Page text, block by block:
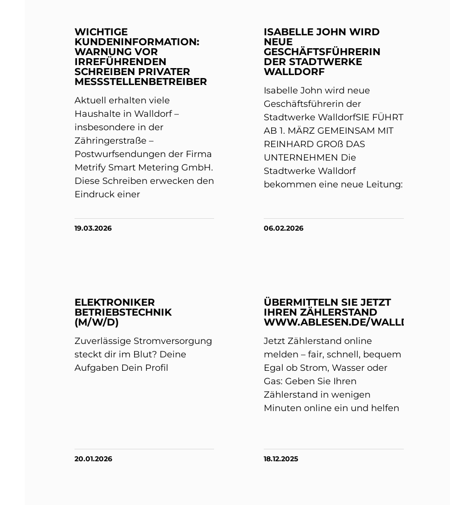
WICHTIGE
KUNDENINFORMATION:
WARNUNG VOR
IRREFÜHRENDEN
SCHREIBEN PRIVATER
MESSSTELLENBETREIBER
Aktuell erhalten viele
Haushalte in Walldorf –
insbesondere in der
Zähringerstraße –
Postwurfsendungen der Firma
Metrify Smart Metering GmbH.
Diese Schreiben erwecken den
Eindruck einer
19.03.2026
ISABELLE JOHN WIRD
NEUE
GESCHÄFTSFÜHRERIN
DER STADTWERKE
WALLDORF
Isabelle John wird neue
Geschäftsführerin der
Stadtwerke WalldorfSIE FÜHRT
AB 1. MÄRZ GEMEINSAM MIT
REINHARD GROß DAS
UNTERNEHMEN Die
Stadtwerke Walldorf
bekommen eine neue Leitung:
06.02.2026
ELEKTRONIKER
BETRIEBSTECHNIK
(M/W/D)
Zuverlässige Stromversorgung
steckt dir im Blut? Deine
Aufgaben Dein Profil
20.01.2026
ÜBERMITTELN SIE JETZT
IHREN ZÄHLERSTAND
WWW.ABLESEN.DE/WALLDORF/
Jetzt Zählerstand online
melden – fair, schnell, bequem
Egal ob Strom, Wasser oder
Gas: Geben Sie Ihren
Zählerstand in wenigen
Minuten online ein und helfen
18.12.2025